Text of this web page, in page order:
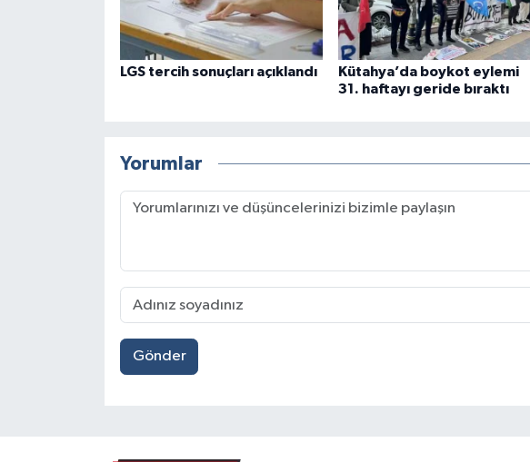
LGS tercih sonuçları açıklandı
Kütahya’da boykot eylemi
31. haftayı geride bıraktı
Yorumlar
Gönder